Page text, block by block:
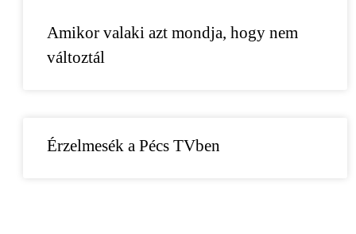
Amikor valaki azt mondja, hogy nem
változtál
Érzelmesék a Pécs TVben